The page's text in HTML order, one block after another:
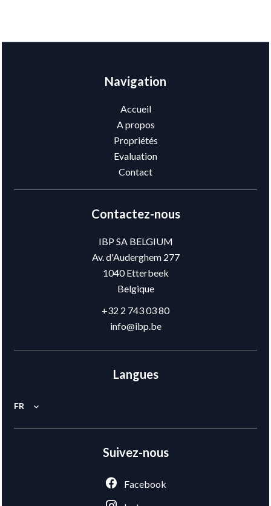
Navigation
Accueil
A propos
Propriétés
Evaluation
Contact
Contactez-nous
IBP SA BELGIUM
Av. d'Auderghem 277
1040Etterbeek
Belgique
+32 2 743 03 80
info@ibp.be
Langues
FR
Suivez-nous
Facebook